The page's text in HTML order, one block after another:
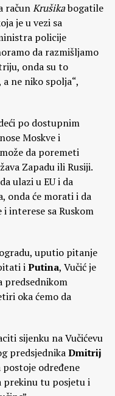
računKrušikabogatile
je u vezi sa
policije
da razmišljamo
onda su to
ne niko spolja“,
po dostupnim
Moskve i
da poremeti
Zapadu ili Rusiji.
ulazi u EU i da
onda će morati i da
interese sa Ruskom
uputio pitanje
iPutina, Vučić je
predsednikom
oka ćemo da
sijenku na Vučićevu
predsjednikaDmitrij
postoje određene
prekinu tu posjetu i